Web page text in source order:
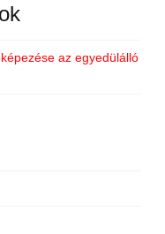
az egyedülálló